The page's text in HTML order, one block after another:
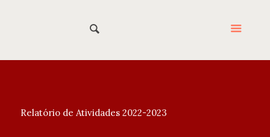
Relatório de Atividades 2022-2023